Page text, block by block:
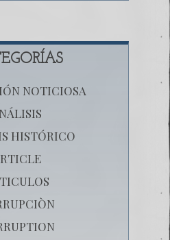
NOTICIOSA
HISTÓRICO